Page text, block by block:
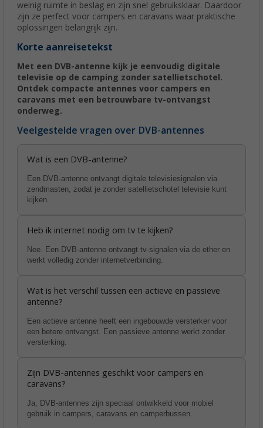
weinig ruimte in beslag en zijn snel gebruiksklaar. Daardoor
zijn ze perfect voor campers en caravans waar praktische
oplossingen belangrijk zijn.
Korte aanreisetekst
Met een DVB-antenne kijk je eenvoudig digitale
televisie op de camping zonder satellietschotel.
Ontdek compacte antennes voor campers en
caravans met een betrouwbare tv-ontvangst
onderweg.
Veelgestelde vragen over DVB-antennes
Wat is een DVB-antenne?
Een DVB-antenne ontvangt digitale televisiesignalen via
zendmasten, zodat je zonder satellietschotel televisie kunt
kijken.
Heb ik internet nodig om tv te kijken?
Nee. Een DVB-antenne ontvangt tv-signalen via de ether en
werkt volledig zonder internetverbinding.
Wat is het verschil tussen een actieve en passieve
antenne?
Een actieve antenne heeft een ingebouwde versterker voor
een betere ontvangst. Een passieve antenne werkt zonder
versterking.
Zijn DVB-antennes geschikt voor campers en
caravans?
Ja, DVB-antennes zijn speciaal ontwikkeld voor mobiel
gebruik in campers, caravans en camperbussen.